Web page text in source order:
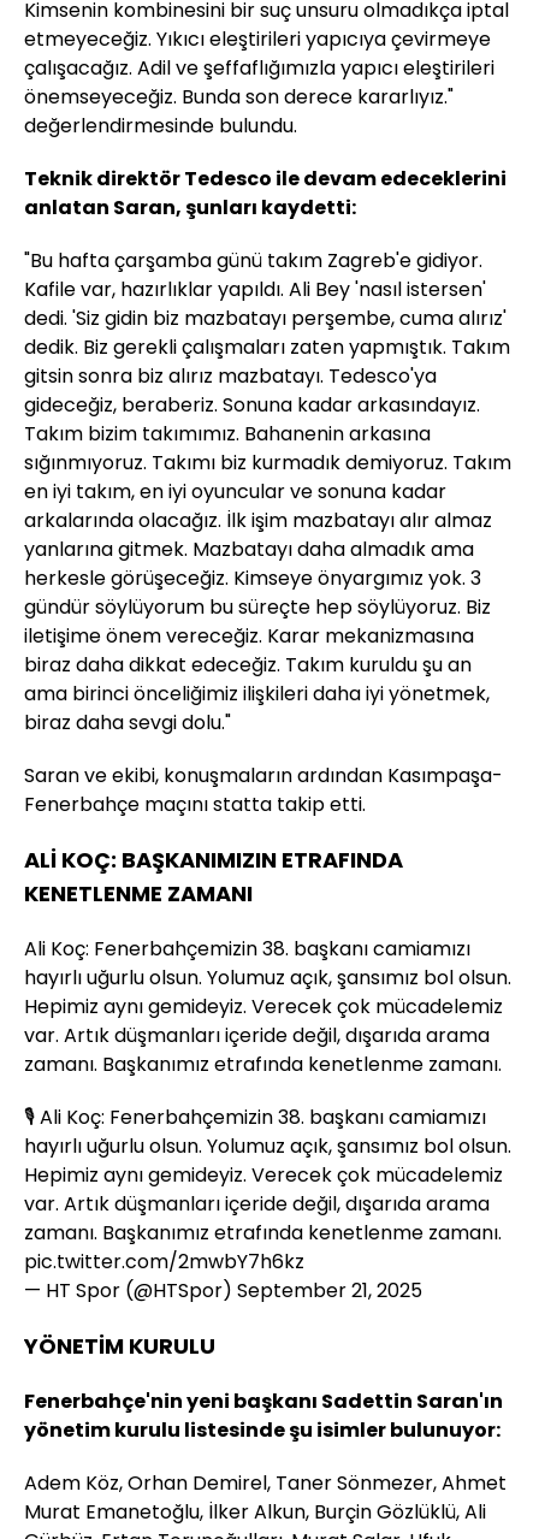
Kimsenin kombinesini bir suç unsuru olmadıkça iptal
etmeyeceğiz. Yıkıcı eleştirileri yapıcıya çevirmeye
çalışacağız. Adil ve şeffaflığımızla yapıcı eleştirileri
önemseyeceğiz. Bunda son derece kararlıyız."
değerlendirmesinde bulundu.
Teknik direktör Tedesco ile devam edeceklerini
anlatan Saran, şunları kaydetti:
"Bu hafta çarşamba günü takım Zagreb'e gidiyor.
Kafile var, hazırlıklar yapıldı. Ali Bey 'nasıl istersen'
dedi. 'Siz gidin biz mazbatayı perşembe, cuma alırız'
dedik. Biz gerekli çalışmaları zaten yapmıştık. Takım
gitsin sonra biz alırız mazbatayı. Tedesco'ya
gideceğiz, beraberiz. Sonuna kadar arkasındayız.
Takım bizim takımımız. Bahanenin arkasına
sığınmıyoruz. Takımı biz kurmadık demiyoruz. Takım
en iyi takım, en iyi oyuncular ve sonuna kadar
arkalarında olacağız. İlk işim mazbatayı alır almaz
yanlarına gitmek. Mazbatayı daha almadık ama
herkesle görüşeceğiz. Kimseye önyargımız yok. 3
gündür söylüyorum bu süreçte hep söylüyoruz. Biz
iletişime önem vereceğiz. Karar mekanizmasına
biraz daha dikkat edeceğiz. Takım kuruldu şu an
ama birinci önceliğimiz ilişkileri daha iyi yönetmek,
biraz daha sevgi dolu."
Saran ve ekibi, konuşmaların ardından Kasımpaşa-
Fenerbahçe maçını statta takip etti.
ALİ KOÇ: BAŞKANIMIZIN ETRAFINDA
KENETLENME ZAMANI
Ali Koç: Fenerbahçemizin 38. başkanı camiamızı
hayırlı uğurlu olsun. Yolumuz açık, şansımız bol olsun.
Hepimiz aynı gemideyiz. Verecek çok mücadelemiz
var. Artık düşmanları içeride değil, dışarıda arama
zamanı. Başkanımız etrafında kenetlenme zamanı.
🎙️ Ali Koç: Fenerbahçemizin 38. başkanı camiamızı
hayırlı uğurlu olsun. Yolumuz açık, şansımız bol olsun.
Hepimiz aynı gemideyiz. Verecek çok mücadelemiz
var. Artık düşmanları içeride değil, dışarıda arama
zamanı. Başkanımız etrafında kenetlenme zamanı.
pic.twitter.com/2mwbY7h6kz
— HT Spor (@HTSpor) September 21, 2025
YÖNETİM KURULU
Fenerbahçe'nin yeni başkanı Sadettin Saran'ın
yönetim kurulu listesinde şu isimler bulunuyor:
Adem Köz, Orhan Demirel, Taner Sönmezer, Ahmet
Murat Emanetoğlu, İlker Alkun, Burçin Gözlüklü, Ali